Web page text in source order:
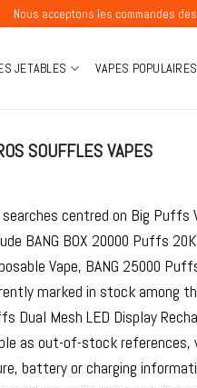
les commandes des
JETABLES VAPES POPULAIRES
SOUFFLES VAPES
searches centred on Big Puffs
BANG BOX 20000 Puffs
Vape, BANG 25000
marked in stock among
Dual Mesh LED Display
as out-of-stock references,
battery or charging